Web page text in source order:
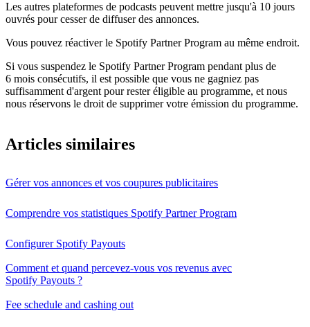
Les autres plateformes de podcasts peuvent mettre jusqu'à 10 jours
ouvrés pour cesser de diffuser des annonces.
Vous pouvez réactiver le Spotify Partner Program au même endroit.
Si vous suspendez le Spotify Partner Program pendant plus de
6 mois consécutifs, il est possible que vous ne gagniez pas
suffisamment d'argent pour rester éligible au programme, et nous
nous réservons le droit de supprimer votre émission du programme.
Articles similaires
Gérer vos annonces et vos coupures publicitaires
Comprendre vos statistiques Spotify Partner Program
Configurer Spotify Payouts
Comment et quand percevez-vous vos revenus avec
Spotify Payouts ?
Fee schedule and cashing out